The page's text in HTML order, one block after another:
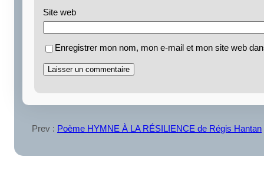
Site web
Enregistrer mon nom, mon e-mail et mon site web
Prev : Poème HYMNE À LA RÉSILIENCE de Régis Hantan